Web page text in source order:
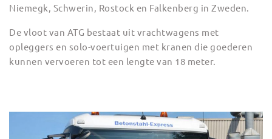
Niemegk, Schwerin, Rostock en Falkenberg in Zweden.
De vloot van ATG bestaat uit vrachtwagens met
opleggers en solo-voertuigen met kranen die goederen
kunnen vervoeren tot een lengte van 18 meter.